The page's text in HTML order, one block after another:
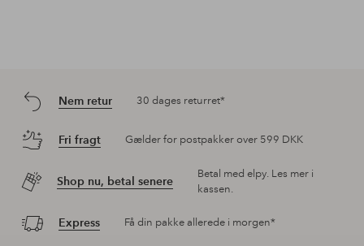
Nem retur 30 dages returret*
Fri fragt Gælder for postpakker over 599 DKK
Shop nu, betal senere
Betal med elpy. Les mer i
kassen.
Express Få din pakke allerede i morgen*